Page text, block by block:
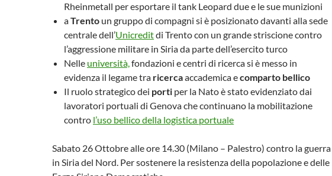
Rheinmetall per esportare il tank Leopard due e le sue munizioni
aTrento un gruppo di compagni si è posizionato davanti alla sede
centrale dell’Unicreditdi Trento con un grande striscione contro
l’aggressione militare in Siria da parte dell’esercito turco
Nelle università,fondazioni e centri di ricerca si è messo in
evidenza il legame tra ricercaaccademica ecomparto bellico
Il ruolo strategico dei porti per la Nato è stato evidenziato dai
lavoratori portuali di Genova che continuano la mobilitazione
contro l’uso bellico della logistica portuale
Sabato 26 Ottobre alle ore 14.30 (Milano – Palestro) contro la guerra
in Siria del Nord. Per sostenere la resistenza della popolazione e delle